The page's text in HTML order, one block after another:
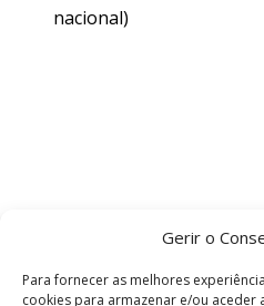
Gerir o
Para fornecer as melhores
cookies para armazenar e/ou
nacional)